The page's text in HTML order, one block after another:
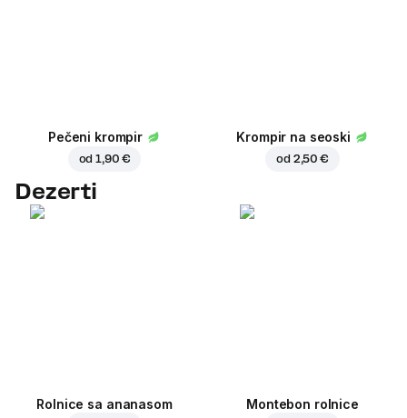
Pečeni krompir
od1,90 €
Krompir na seoski
od 2,50 €
Dezerti
Rolnice sa ananasom Montebon rolnice